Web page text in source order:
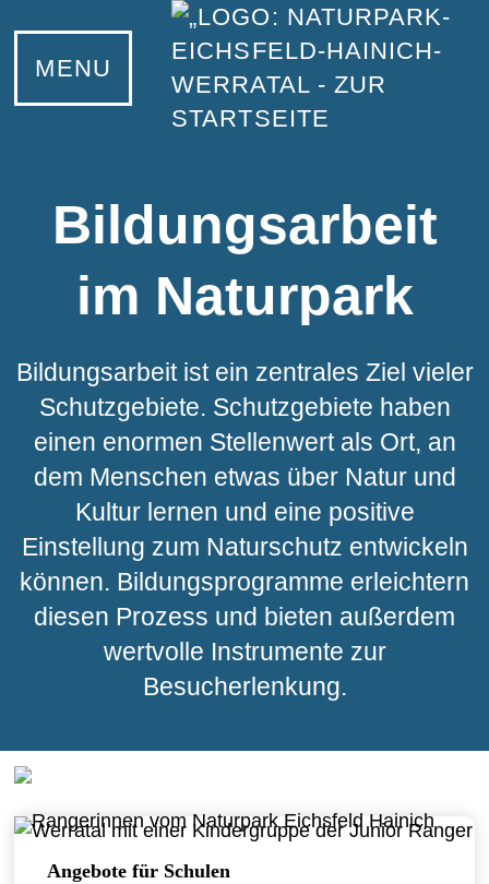
MENU
Bildungsarbeit
im Naturpark
Bildungsarbeit ist ein zentrales Ziel vieler
Schutzgebiete. Schutzgebiete haben
einen enormen Stellenwert als Ort, an
dem Menschen etwas über Natur und
Kultur lernen und eine positive
Einstellung zum Naturschutz entwickeln
können. Bildungsprogramme erleichtern
diesen Prozess und bieten außerdem
wertvolle Instrumente zur
Besucherlenkung.
Angebotefür Schulen